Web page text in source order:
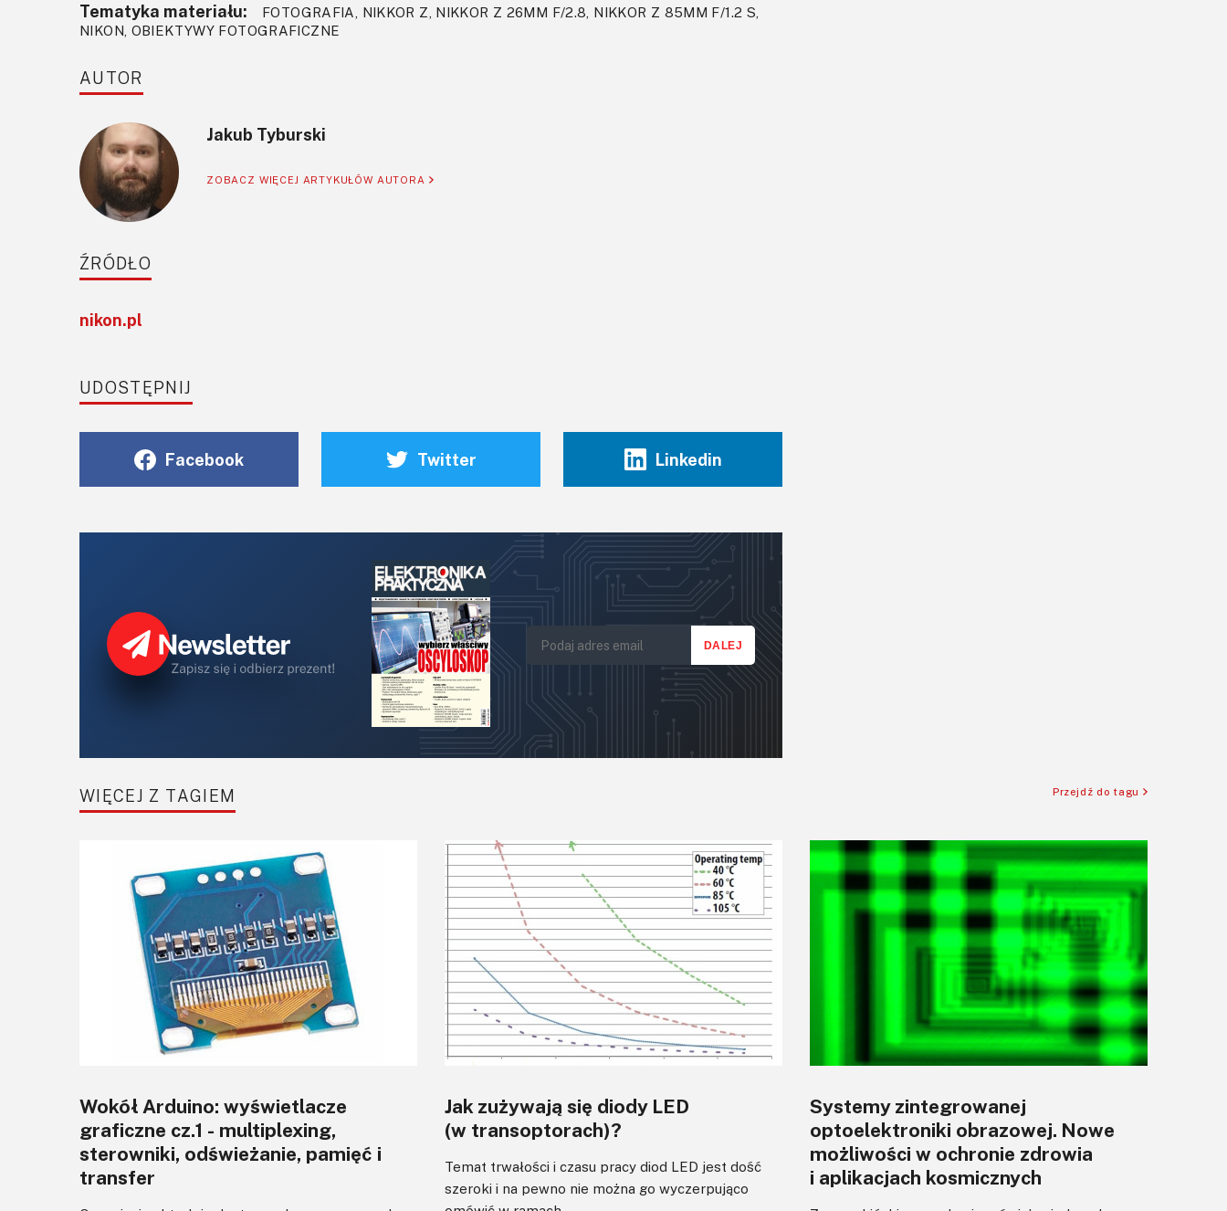
Tematyka materiału:
FOTOGRAFIA, NIKKOR Z, NIKKOR Z 26MM F/2.8, NIKKOR Z 85MM F/1.2 S,
NIKON, OBIEKTYWY FOTOGRAFICZNE
AUTOR
Jakub Tyburski
ZOBACZ WIĘCEJ ARTYKUŁÓW AUTORA
ŹRÓDŁO
nikon.pl
UDOSTĘPNIJ
Facebook Twitter Linkedin
WIĘCEJ Z TAGIEM Przejdź do tagu
Wokół Arduino: wyświetlacze
graficzne cz.1 - multiplexing,
sterowniki, odświeżanie, pamięć i
transfer
Jak zużywają się diody LED
(w transoptorach)?
Temat trwałości i czasu pracy diod LED jest dość
szeroki i na pewno nie można go wyczerpująco
Systemy zintegrowanej
optoelektroniki obrazowej. Nowe
możliwości w ochronie zdrowia
i aplikacjach kosmicznych